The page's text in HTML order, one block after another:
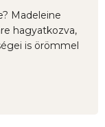
Madeleine
hagyatkozva,
is örömmel